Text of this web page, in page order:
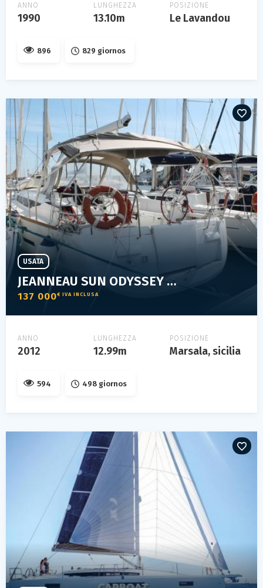
ANNO
1990
LUNGHEZZA
13.10m
POSIZIONE
Le Lavandou
896 829 giornos
JEANNEAU SUN ODYSSEY 439
137 000€ IVA INCLUSA
USATA
ANNO
2012
LUNGHEZZA
12.99m
POSIZIONE
Marsala, sicilia
594 498 giornos